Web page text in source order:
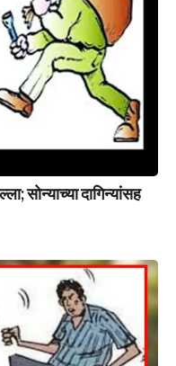
सोन्याच्या दागिन्यांसह